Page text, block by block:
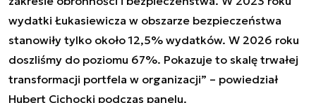
wydatki Łukasiewicza w obszarze bezpieczeństwa
stanowiły tylko około 12,5% wydatków. W 2026 roku
doszliśmy do poziomu 67%. Pokazuje to skalę trwałej
transformacji portfela w organizacji” – powiedział
Hubert Cichocki podczas panelu.